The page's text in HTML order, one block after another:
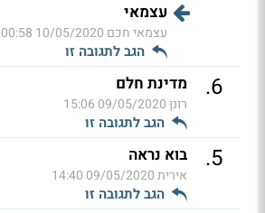
עצמאי
עצמאי חכם 10/05/2020 00:58
הגב לתגובה זו
6
. מדינת חלם
רונן09/05/2020 15:06
הגב לתגובה זו
5
. בוא נראה
אירית09/05/2020 14:40
הגב לתגובה זו